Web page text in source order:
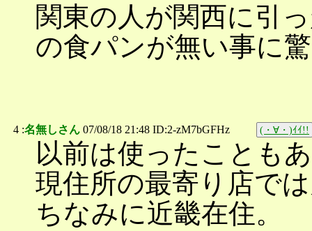
関東の人が関西に引
の食パンが無い事に
4 :名無しさん 07/08/18 21:48 ID:2-zM7bGFHz (・∀・)ｲｲ!!
以前は使ったことも
現住所の最寄り店で
ちなみに近畿在住。